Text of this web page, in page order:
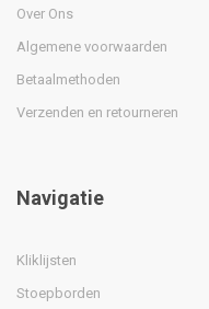
Over Ons
Algemene voorwaarden
Betaalmethoden
Verzenden en retourneren
Navigatie
Kliklijsten
Stoepborden